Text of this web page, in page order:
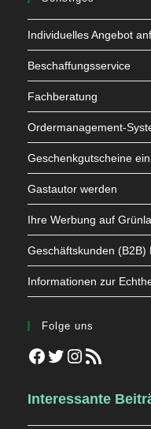
Individuelles Angebot
Beschaffungsservice
Fachberatung
Ordermanagement-
Geschenkgutscheine
Gastautor werden
Ihre Werbung auf
Geschäftskunden (B2B)
Informationen zur
Folge uns
Facebook
TwitterInstagram
RSS-Feed
Interessante